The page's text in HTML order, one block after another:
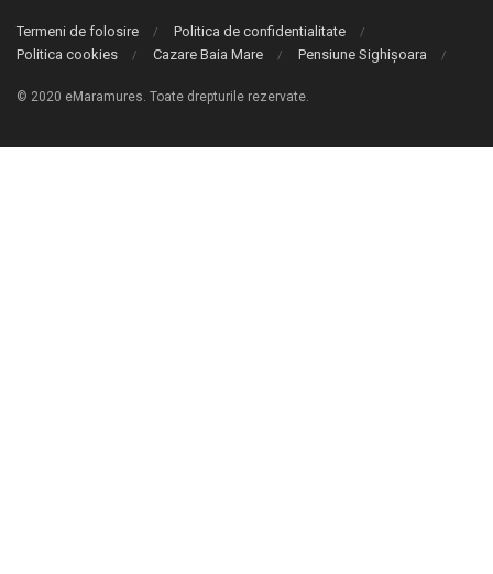
Termeni de folosire
Politica de confidentialitate
Politica cookies
Cazare Baia Mare Pensiune Sighișoara
© 2020 eMaramures. Toate drepturile rezervate.